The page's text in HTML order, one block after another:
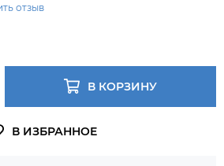
отзыв
В КОРЗИНУ